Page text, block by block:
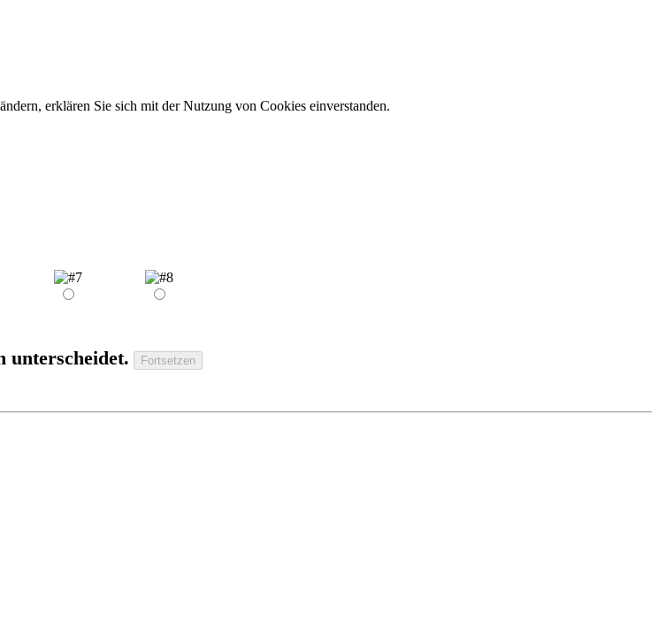
erklären Sie sich mit der Nutzung von Cookies einverstanden.
unterscheidet.